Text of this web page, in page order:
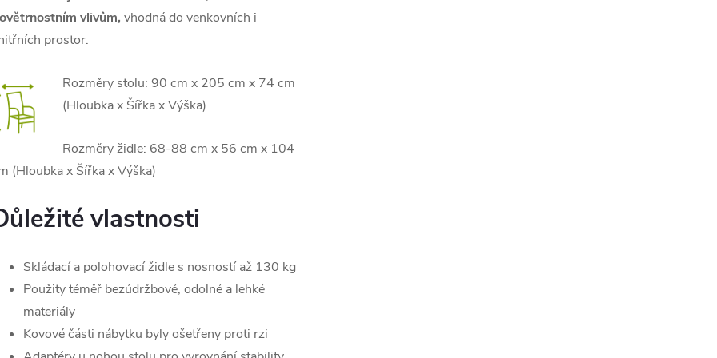
vlivům, vhodná do venkovních i
prostor.
Rozměry stolu: 90 cm x 205 cm x 74 cm
(Hloubka x Šířka x Výška)
Rozměry židle: 68-88 cm x 56 cm x 104
(Hloubka x Šířka x Výška)
vlastnosti
Skládací a polohovací židle s nosností až 130 kg
Použity téměř bezúdržbové, odolné a lehké
materiály
Kovové části nábytku byly ošetřeny proti rzi